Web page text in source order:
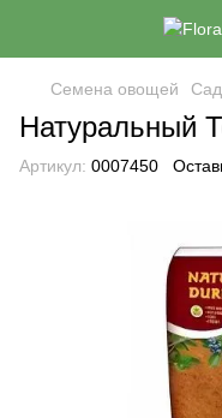
Семена овощей
Натуральный
Артикул: 0007450